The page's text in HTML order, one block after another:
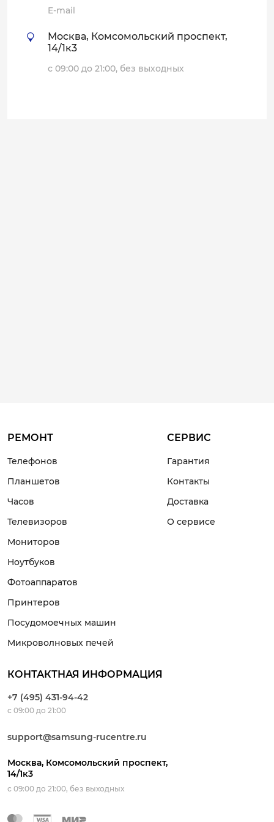
E-mail
Москва, Комсомольский проспект,
14/1к3
с 09:00 до 21:00, без выходных
РЕМОНТ
Телефонов
Планшетов
Часов
Телевизоров
Мониторов
Ноутбуков
Фотоаппаратов
Принтеров
Посудомоечных машин
Микроволновых печей
СЕРВИС
Гарантия
Контакты
Доставка
О сервисе
КОНТАКТНАЯ ИНФОРМАЦИЯ
+7 (495) 431-94-42
с 09:00 до 21:00
support@samsung-rucentre.ru
Москва, Комсомольский проспект,
14/1к3
с 09:00 до 21:00, без выходных